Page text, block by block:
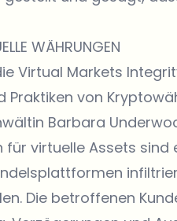
WÄHRUNGEN
Virtual Markets
Praktiken von
Barbara
virtuelle Assets sind
Die betroffenen